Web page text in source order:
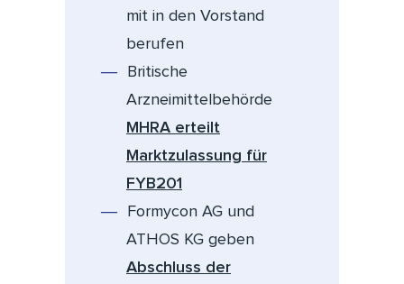
mit in den Vorstand
berufen
Britische
Arzneimittelbehörde
MHRA erteilt
Marktzulassung für
FYB201
Formycon AG und
ATHOS KG geben
Abschluss der